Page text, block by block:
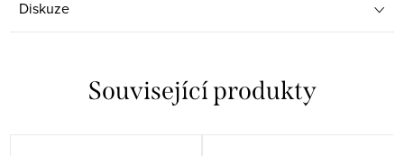
Diskuze
Související produkty